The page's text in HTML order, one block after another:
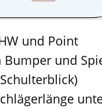
und Point
Bumper und